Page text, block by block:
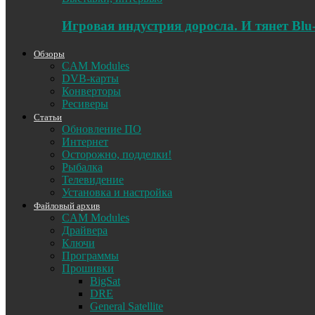
Игровая индустрия доросла. И тянет
Обзоры
CAM Modules
DVB-карты
Конверторы
Ресиверы
Статьи
Обновление ПО
Интернет
Осторожно, подделки!
Рыбалка
Телевидение
Установка и настройка
Файловый архив
CAM Modules
Драйвера
Ключи
Программы
Прошивки
BigSat
DRE
General Satellite